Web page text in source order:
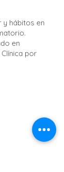
y hábitos en
en
por